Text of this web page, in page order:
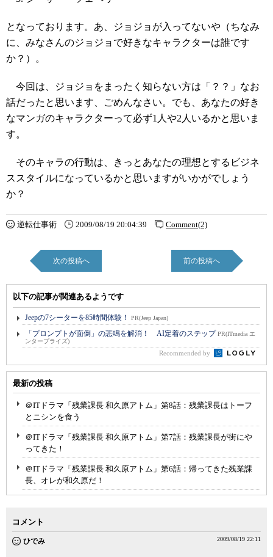
となっております。あ、ジョジョが入ってないや（ちなみ
に、みなさんのジョジョで好きなキャラクターは誰です
か？）。
今回は、ジョジョをまったく知らない方は「？？」なお
話だったと思います、ごめんなさい。でも、あなたの好き
なマンガのキャラクターって必ず1人や2人いるかと思いま
す。
そのキャラの行動は、きっとあなたの理想とするビジネ
ススタイルになっているかと思いますがいかがでしょう
か？
逆転仕事術 2009/08/19 20:04:39 Comment(2)
次の投稿へ 前の投稿へ
以下の記事が関連あるようです
Jeepの7シーターを85時間体験！ PR(Jeep Japan)
「プロンプトが面倒」の悲鳴を解消！ AI定着のステップPR(ITmedia エ
ンタープライズ)
Recommended by
最新の投稿
＠ITドラマ「残業課長 和久原アトム」第8話：残業課長はトーフ
とニシンを食う
＠ITドラマ「残業課長 和久原アトム」第7話：残業課長が街にや
ってきた！
＠ITドラマ「残業課長 和久原アトム」第6話：帰ってきた残業課
長、オレが和久原だ！
コメント
ひでみ 2009/08/19 22:11